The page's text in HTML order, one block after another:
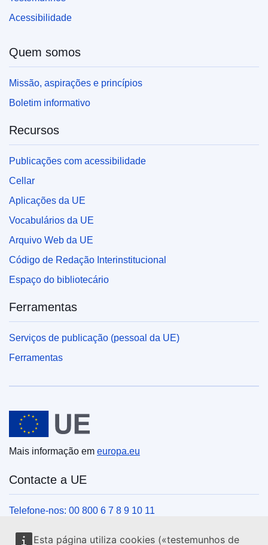
Esta página utiliza cookies («testemunhos de
Acessibilidade
Quem somos
Missão, aspirações e princípios
Boletim informativo
Recursos
Publicações com acessibilidade
Cellar
Aplicações da UE
Vocabulários da UE
Arquivo Web da UE
Código de Redação Interinstitucional
Espaço do bibliotecário
Ferramentas
Serviços de publicação (pessoal da UE)
Ferramentas
União Europeia
Mais informação em europa.eu
Contacte a UE
Telefone-nos: 00 800 6 7 8 9 10 11
Veja outros contactos telefónicos